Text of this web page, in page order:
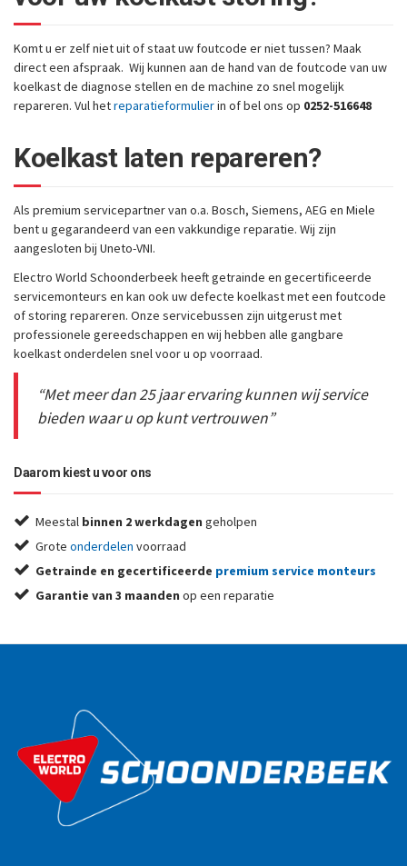
Komt u er zelf niet uit of staat uw foutcode er niet tussen? Maak
direct een afspraak. Wij kunnen aan de hand van de foutcode van uw
koelkast de diagnose stellen en de machine zo snel mogelijk
repareren. Vul hetreparatieformulierin of bel ons op 0252-516648
Koelkastlaten repareren?
Als premium servicepartner van o.a. Bosch, Siemens, AEG en Miele
bent u gegarandeerd van een vakkundige reparatie. Wij zijn
aangesloten bij Uneto-VNI.
Electro World Schoonderbeek heeft getrainde en gecertificeerde
servicemonteurs en kan ook uw defecte koelkast met een foutcode
of storing repareren. Onze servicebussen zijn uitgerust met
professionele gereedschappen en wij hebben alle gangbare
koelkast onderdelen snel voor u op voorraad.
“Met meer dan 25 jaar ervaring kunnen wij service
bieden waar u op kunt vertrouwen”
Daarom kiest u voor ons
Meestal binnen 2 werkdagen geholpen
Grote onderdelen voorraad
Getrainde en gecertificeerde premium service monteurs
Garantie van 3 maanden op een reparatie